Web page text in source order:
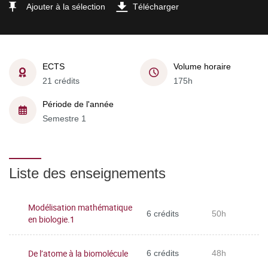
Ajouter à la sélection Télécharger
ECTS
21 crédits
Volume horaire
175h
Période de l'année
Semestre 1
Liste des enseignements
Modélisation mathématique
en biologie.1
6 crédits 50h
De l’atome à la biomolécule 6 crédits 48h